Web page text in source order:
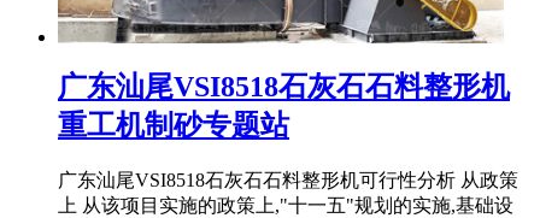
广东汕尾VSI8518石灰石石料整形机
重工机制砂专题站
广东汕尾VSI8518石灰石石料整形机可行性分析 从政策
上 从该项目实施的政策上,"十一五"规划的实施,基础设